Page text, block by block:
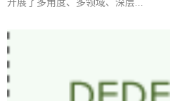
开展了多角度、多领域、深层...